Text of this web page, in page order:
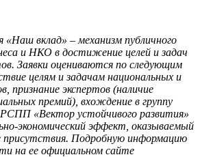
«Наш вклад» – механизм публичного
и НКО в достижение целей и задач
Заявки оцениваются по следующим
целям и задачам национальных и
признание экспертов (наличие
премий), вхождение в группу
РСПП «Вектор устойчивого развития»
экономический эффект, оказываемый
присутствия. Подробную информацию
на ее официальном сайте